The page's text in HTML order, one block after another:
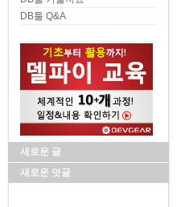
DB툴 Q&A
새로운 글
새로운 덧글